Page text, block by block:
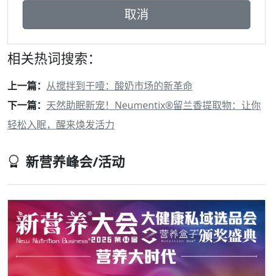
相关热词搜索：
上一篇： 从搅拌到干噎：酸奶市场的新革命
下一篇： 天然助眠新宠！Neumentix®留兰香提取物：让你
轻松入眠，醒来焕发活力
新营养峰会/活动